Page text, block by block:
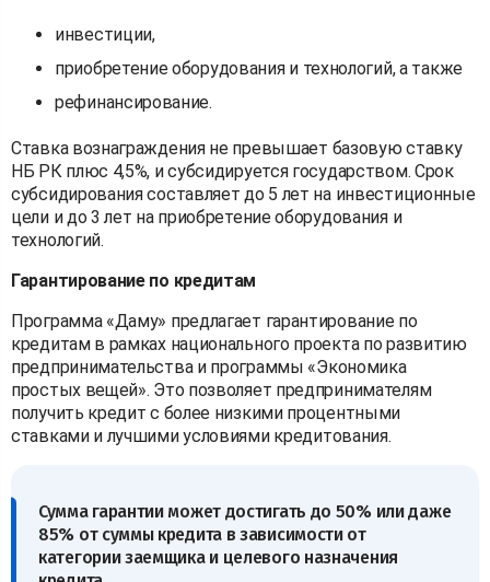
инвестиции,
приобретение оборудования и технологий, а также
рефинансирование.
Ставка вознаграждения не превышает базовую ставку
НБ РК плюс 4,5%, и субсидируется государством. Срок
субсидирования составляет до 5 лет на инвестиционные
цели и до 3 лет на приобретение оборудования и
технологий.
Гарантирование по кредитам
Программа «Даму» предлагает гарантирование по
кредитам в рамках национального проекта по развитию
предпринимательства и программы «Экономика
простых вещей». Это позволяет предпринимателям
получить кредит с более низкими процентными
ставками и лучшими условиями кредитования.
Сумма гарантии может достигать до 50% или даже
85% от суммы кредита в зависимости от
категории заемщика и целевого назначения